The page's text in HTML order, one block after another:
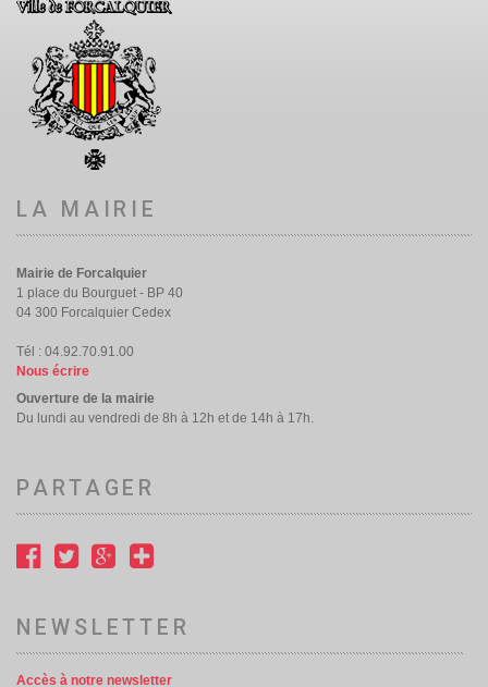
LA MAIRIE
Mairie de Forcalquier
1 place du Bourguet - BP 40
04 300 Forcalquier Cedex
Tél : 04.92.70.91.00
Nous écrire
Ouverture de la mairie
Du lundi au vendredi de 8h à 12h et de 14h à 17h.
PARTAGER
NEWSLETTER
Accès à notre newsletter